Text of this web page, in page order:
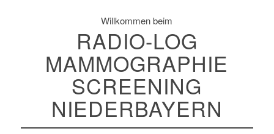
Willkommen beim
RADIO-LOG
MAMMOGRAPHIE
SCREENING
NIEDERBAYERN